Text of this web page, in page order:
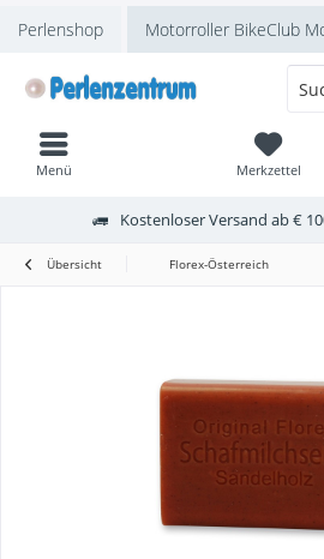
Perlenshop Motorroller BikeClub
Kostenloser Versand ab €
Merkzettel
Menü
Übersicht Florex-Österreich